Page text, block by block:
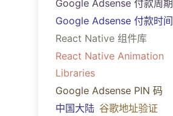
Google Adsense 付款周期
Google Adsense 付款时间
React Native 组件库
React Native Animation
Libraries
Google Adsense PIN 码
中国大陆 谷歌地址验证